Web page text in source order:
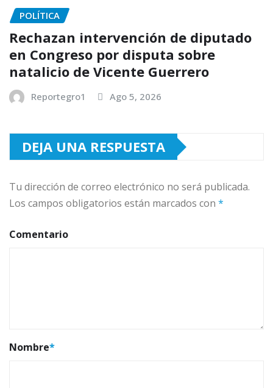
POLÍTICA
Rechazan intervención de diputado
en Congreso por disputa sobre
natalicio de Vicente Guerrero
Reportegro1 Ago 5, 2026
DEJA UNA RESPUESTA
Tu dirección de correo electrónico no será publicada.
Los campos obligatorios están marcados con *
Comentario
Nombre*